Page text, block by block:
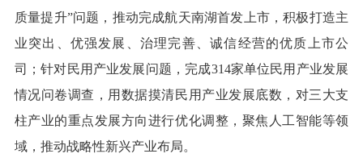
质量提升”问题，推动完成航天南湖首发上市，积极打造主
业突出、优强发展、治理完善、诚信经营的优质上市公
司；针对民用产业发展问题，完成314家单位民用产业发展
情况问卷调查，用数据摸清民用产业发展底数，对三大支
柱产业的重点发展方向进行优化调整，聚焦人工智能等领
域，推动战略性新兴产业布局。